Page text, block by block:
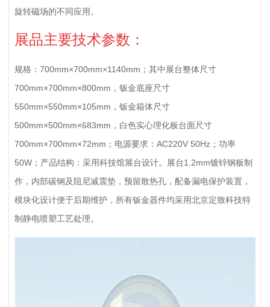
旋转磁场的不同应用。
展品主要技术参数：
规格：700mm×700mm×1140mm；其中展台整体尺寸
700mm×700mm×800mm，钣金底座尺寸
550mm×550mm×105mm，钣金箱体尺寸
500mm×500mm×683mm，白色实心理化板台面尺寸
700mm×700mm×72mm；电源要求：AC220V 50Hz；功率
50W；产品结构：采用科技馆展台设计。展台1.2mm镀锌钢板制
作，内部碳钢及阻尼减震垫，预留散热孔，配备漏电保护装置，
模块化设计便于后期维护，所有钣金器件均采用北京定致科技特
制静电喷塑工艺处理。